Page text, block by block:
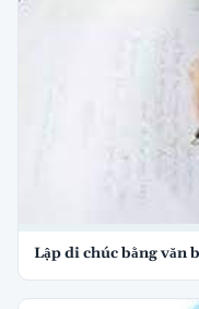
Lập di chúc bằng văn